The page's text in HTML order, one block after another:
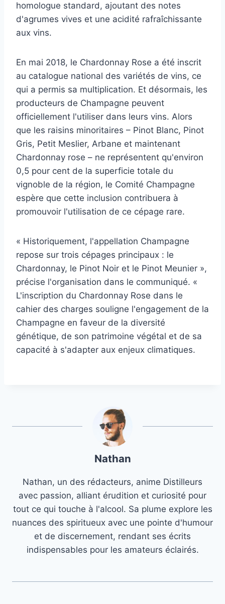
homologue standard, ajoutant des notes
d'agrumes vives et une acidité rafraîchissante
aux vins.
En mai 2018, le Chardonnay Rose a été inscrit
au catalogue national des variétés de vins, ce
qui a permis sa multiplication. Et désormais, les
producteurs de Champagne peuvent
officiellement l'utiliser dans leurs vins. Alors
que les raisins minoritaires – Pinot Blanc, Pinot
Gris, Petit Meslier, Arbane et maintenant
Chardonnay rose – ne représentent qu'environ
0,5 pour cent de la superficie totale du
vignoble de la région, le Comité Champagne
espère que cette inclusion contribuera à
promouvoir l'utilisation de ce cépage rare.
« Historiquement, l'appellation Champagne
repose sur trois cépages principaux : le
Chardonnay, le Pinot Noir et le Pinot Meunier »,
précise l'organisation dans le communiqué. «
L'inscription du Chardonnay Rose dans le
cahier des charges souligne l'engagement de la
Champagne en faveur de la diversité
génétique, de son patrimoine végétal et de sa
capacité à s'adapter aux enjeux climatiques.
Nathan
Nathan, un des rédacteurs, anime Distilleurs
avec passion, alliant érudition et curiosité pour
tout ce qui touche à l'alcool. Sa plume explore les
nuances des spiritueux avec une pointe d'humour
et de discernement, rendant ses écrits
indispensables pour les amateurs éclairés.